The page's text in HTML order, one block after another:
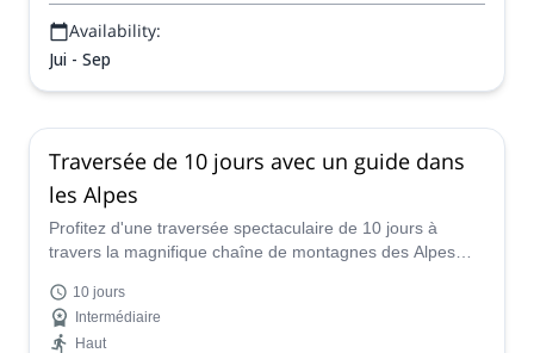
Availability:
Jui - Sep
Traversée de 10 jours avec un guide dans
les Alpes
Profitez d'une traversée spectaculaire de 10 jours à
travers la magnifique chaîne de montagnes des Alpes
vous l'expédition parfaite.
10 jours
Intermédiaire
Haut